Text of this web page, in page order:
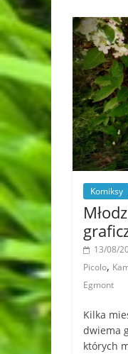
Komiksy
13/08/
Picolo,
Egmont
Kilka
dwiema
których